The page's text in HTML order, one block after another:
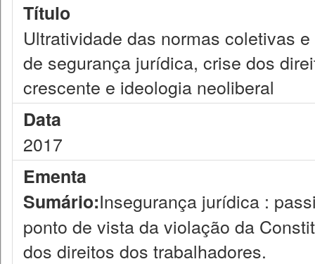
Título
Ultratividade das normas coletivas
de segurança jurídica, crise dos
crescente e ideologia neoliberal
Data
2017
Ementa
Sumário:Insegurança jurídica :
ponto de vista da violação da
dos direitos dos trabalhadores.